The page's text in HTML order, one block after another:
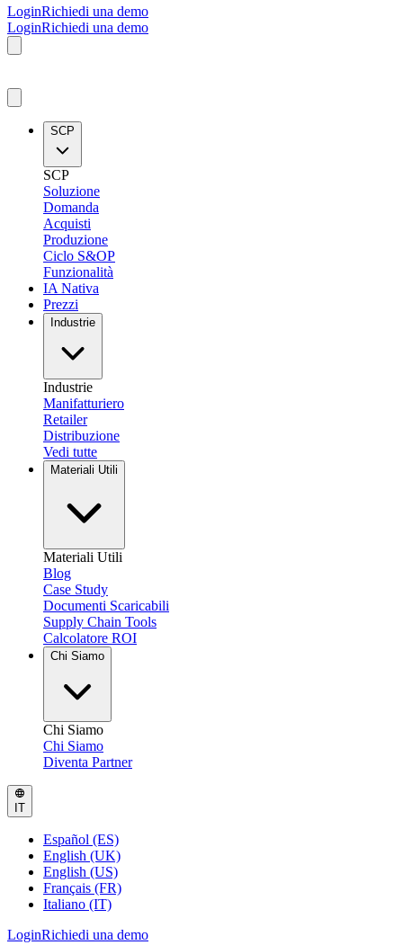
LoginRichiedi una demo
LoginRichiedi una demo
SCP
SCP
Soluzione
Domanda
Acquisti
Produzione
Ciclo S&OP
Funzionalità
IA Nativa
Prezzi
Industrie
Industrie
Manifatturiero
Retailer
Distribuzione
Vedi tutte
Materiali Utili
Materiali Utili
Blog
Case Study
Documenti Scaricabili
Supply Chain Tools
Calcolatore ROI
Chi Siamo
Chi Siamo
Chi Siamo
Diventa Partner
IT
Español (ES)
English (UK)
English (US)
Français (FR)
Italiano (IT)
LoginRichiedi una demo